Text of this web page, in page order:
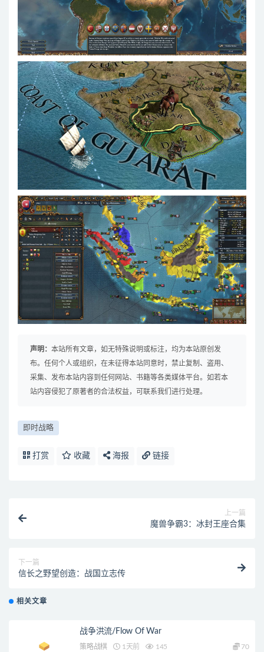
声明： 本站所有文章，如无特殊说明或标注，均为本站原创发
布。任何个人或组织，在未征得本站同意时，禁止复制、盗用、
采集、发布本站内容到任何网站、书籍等各类媒体平台。如若本
站内容侵犯了原著者的合法权益，可联系我们进行处理。
即时战略
打赏 收藏 海报 链接
上一篇
魔兽争霸3：冰封王座合集
下一篇
信长之野望创造：战国立志传
相关文章
战争洪流/Flow Of War
策略战棋 1天前 145 70